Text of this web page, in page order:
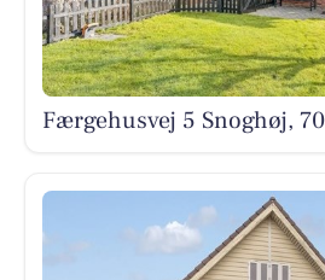
Færgehusvej 5 Snoghøj,